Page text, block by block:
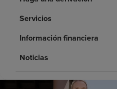
Recursos de salud
Servicios
Información financiera
Noticias